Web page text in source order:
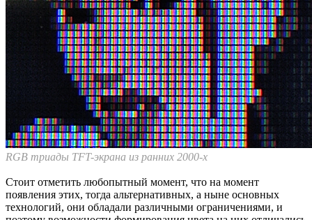
RGB триады TFT-экрана из ранних 2000-х
Стоит отметить любопытный момент, что на момент
появления этих, тогда альтернативных, а ныне основных
технологий, они обладали различными ограничениями, и